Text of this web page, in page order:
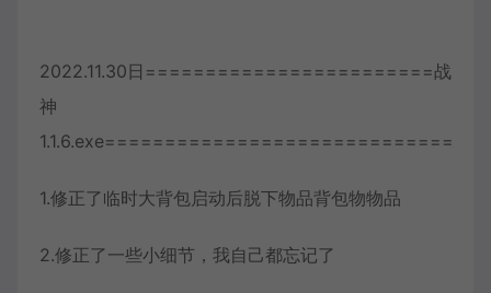
2022.11.30日========================战
神
1.1.6.exe=============================
1.修正了临时大背包启动后脱下物品背包物物品
2.修正了一些小细节，我自己都忘记了